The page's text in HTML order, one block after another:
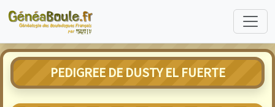
PEDIGREE DE DUSTY EL FUERTE